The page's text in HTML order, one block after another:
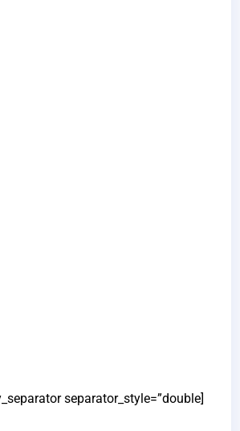
[dt_fancy_separator separator_style=”double”]